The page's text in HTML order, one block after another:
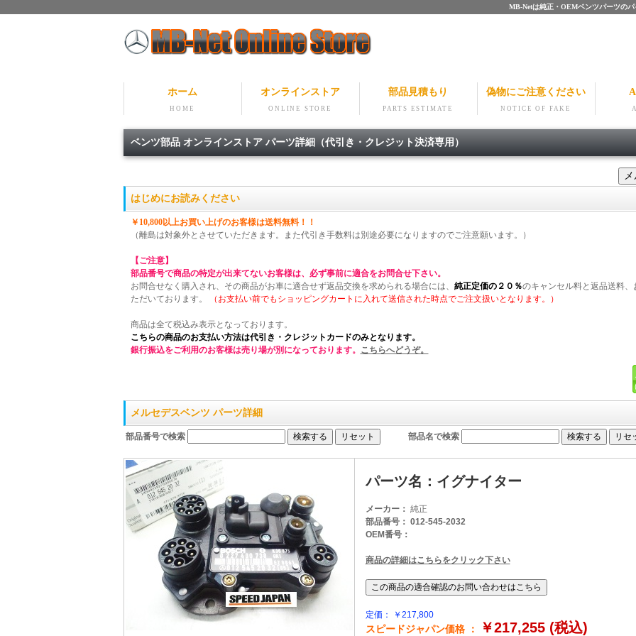
MB-Netは純正・OEMベンツパーツの
ホーム
HOME
オンラインストア
ONLINE STORE
部品見積もり
PARTS ESTIMATE
偽物にご注意ください
NOTICE OF FAKE
ベンツ部品 オンラインストア パーツ詳細（代引き・クレジット決済専用）
はじめにお読みください
￥10,800以上お買い上げのお客様は送料無料！！
（離島は対象外とさせていただきます。また代引き手数料は別途必要になりますのでご注意願います。）
【ご注意】
部品番号で商品の特定が出来てないお客様は、必ず事前に適合をお問合せ下さい。
お問合せなく購入され、その商品がお車に適合せず返品交換を求められる場合には、 純正定価の２０％のキャンセル料と返品送料
ただいております。
（お支払い前でもショッピングカートに入れて送信された時点でご注文扱いとなります。）
商品は全て税込み表示となっております。
こちらの商品のお支払い方法は代引き・クレジットカードのみとなります。
銀行振込をご利用のお客様は売り場が別になっております。 こちらへどうぞ。
メルセデスベンツ パーツ詳細
部品番号で検索 部品名で検索
パーツ名：イグナイター
メーカー： 純正
部品番号： 012-545-2032
OEM番号：
商品の詳細はこちらをクリック下さい
定価： ￥217,800
スピードジャパン価格 ： ￥217,255 (税込)